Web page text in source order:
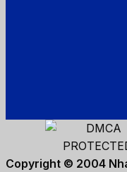
Copyright © 2004